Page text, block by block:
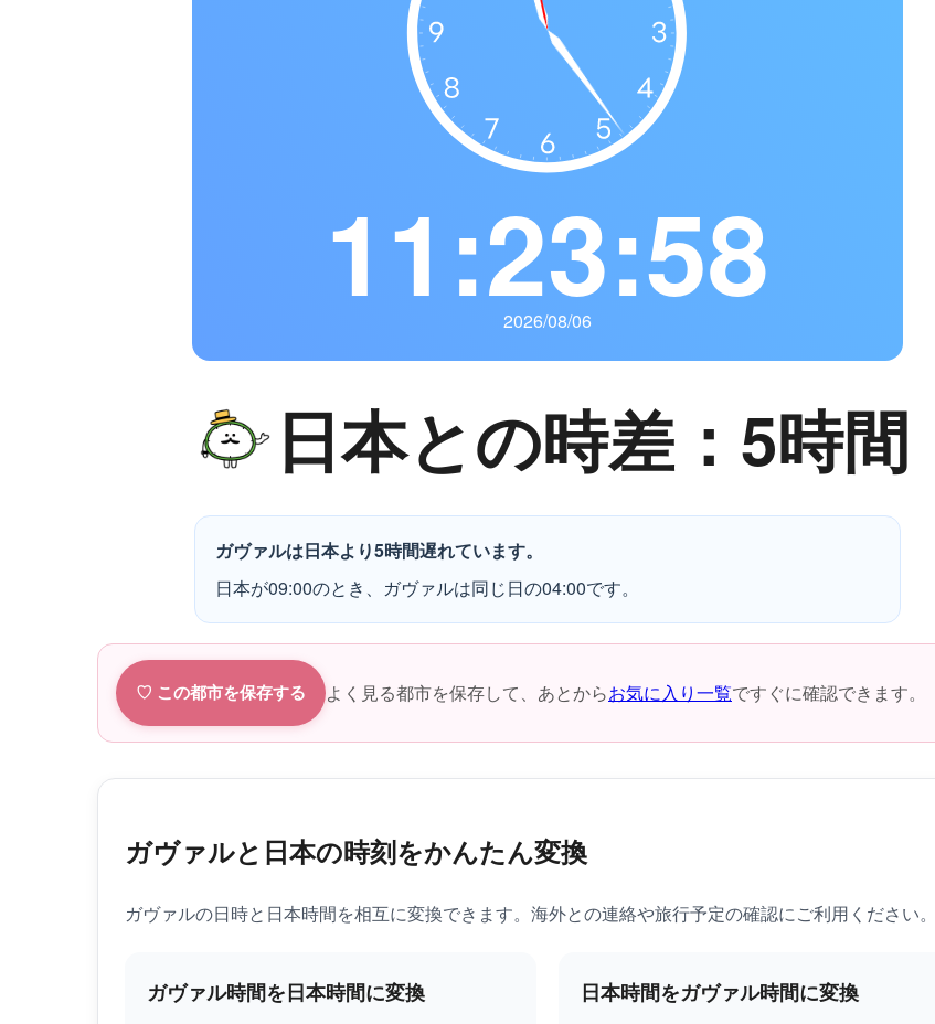
11:23:59
2026/08/06
日本との時差：5時間
ガヴァルは日本より5時間遅れています。
日本が09:00のとき、ガヴァルは同じ日の04:00です。
♡ この都市を保存する よく見る都市を保存して、あとからお気に入り一覧ですぐに確認できます。
ガヴァルと日本の時刻をかんたん変換
ガヴァルの日時と日本時間を相互に変換できます。海外との連絡や旅行予定の確認にご利用ください。
ガヴァル時間を日本時間に変換 日本時間をガヴァル時間に変換